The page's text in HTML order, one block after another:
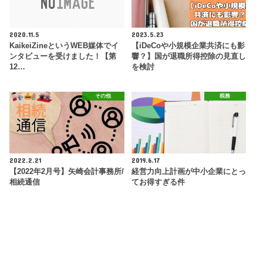
2020.11.5
KaikeiZineというWEB媒体でイ
ンタビューを受けました！【第
12…
2023.5.23
【iDeCoや小規模企業共済にも影
響？】国が退職所得控除の見直し
を検討
その他
2022.2.21
【2022年2月号】矢崎会計事務所/
相続通信
税務
2019.6.17
経営力向上計画が中小企業にとっ
てお得すぎる件